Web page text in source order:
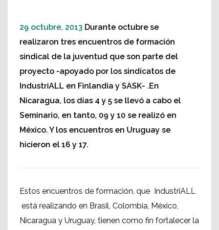
29 octubre, 2013 Durante octubre se
realizaron tres encuentros de formación
sindical de la juventud que son parte del
proyecto -apoyado por los sindicatos de
IndustriALL en Finlandia y SASK- .En
Nicaragua, los días 4 y 5 se llevó a cabo el
Seminario, en tanto, 09 y 10 se realizó en
México. Y los encuentros en Uruguay se
hicieron el 16 y 17.
Estos encuentros de formación, que IndustriALL
está realizando en Brasil, Colombia, México,
Nicaragua y Uruguay, tienen como fin fortalecer la